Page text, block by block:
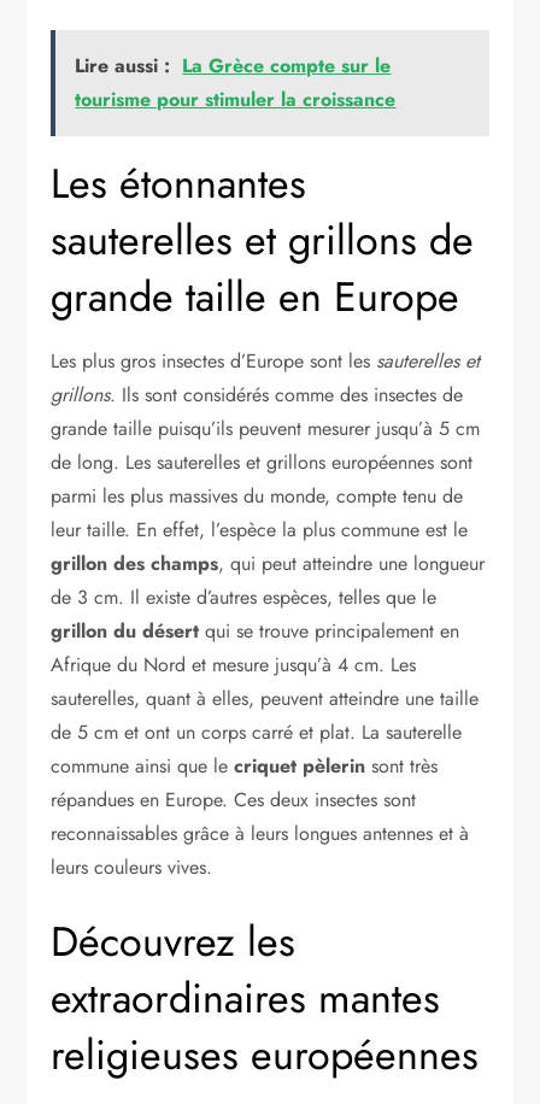
Lire aussi : La Grèce compte sur le
tourisme pour stimuler la croissance
Les étonnantes
sauterelles et grillons de
grande taille en Europe
Les plus gros insectes d’Europe sont les sauterelles et
grillons. Ils sont considérés comme des insectes de
grande taille puisqu’ils peuvent mesurer jusqu’à 5 cm
de long. Les sauterelles et grillons européennes sont
parmi les plus massives du monde, compte tenu de
leur taille. En effet, l’espèce la plus commune est le
grillon des champs, qui peut atteindre une longueur
de 3 cm. Il existe d’autres espèces, telles que le
grillon du désert qui se trouve principalement en
Afrique du Nord et mesure jusqu’à 4 cm. Les
sauterelles, quant à elles, peuvent atteindre une taille
de 5 cm et ont un corps carré et plat. La sauterelle
commune ainsi que lecriquet pèlerin sont très
répandues en Europe. Ces deux insectes sont
reconnaissables grâce à leurs longues antennes et à
leurs couleurs vives.
Découvrez les
extraordinaires mantes
religieuses européennes